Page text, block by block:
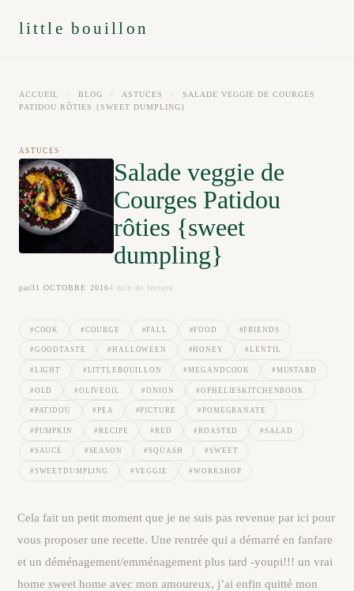
little bouillon
ACCUEIL / BLOG / ASTUCES /
SALADE VEGGIE DE COURGES
PATIDOU RÔTIES {SWEET DUMPLING}
ASTUCES
Salade veggie de
Courges Patidou
rôties {sweet
dumpling}
par31 OCTOBRE 20164 min de lecture
#COOK #COURGE #FALL #FOOD #FRIENDS
#GOODTASTE #HALLOWEEN #HONEY #LENTIL
#LIGHT #LITTLEBOUILLON #MEGANDCOOK #MUSTARD
#OLD #OLIVEOIL #ONION #OPHELIESKITCHENBOOK
#PATIDOU #PEA #PICTURE #POMEGRANATE
#PUMPKIN #RECIPE #RED #ROASTED #SALAD
#SAUCE #SEASON #SQUASH #SWEET
#SWEETDUMPLING #VEGGIE #WORKSHOP
Cela fait un petit moment que je ne suis pas revenue par ici pour
vous proposer une recette. Une rentrée qui a démarré en fanfare
et un déménagement/emménagement plus tard -youpi!!! un vrai
home sweet home avec mon amoureux, j’ai enfin quitté mon